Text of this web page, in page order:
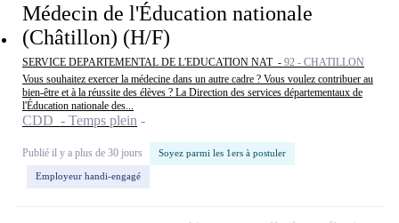
Médecin de l'Éducation nationale
(Châtillon) (H/F)
SERVICE DEPARTEMENTAL DE L'EDUCATION NAT - 92 - CHATILLON
Vous souhaitez exercer la médecine dans un autre cadre ? Vous voulez contribuer au
bien-être et à la réussite des élèves ? La Direction des services départementaux de
l'Éducation nationale des...
CDD - Temps plein
Publié il y a plus de 30 jours Soyez parmi les 1ers à postuler
Employeur handi-engagé